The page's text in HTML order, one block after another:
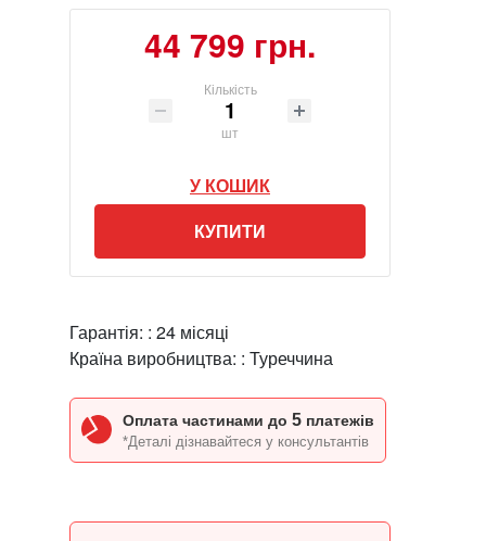
44 799 грн.
Кількість
шт
У КОШИК
КУПИТИ
Гарантія: : 24 місяці
Країна виробництва: : Туреччина
Оплата частинами до 5 платежів
*Деталі дізнавайтеся у консультантів